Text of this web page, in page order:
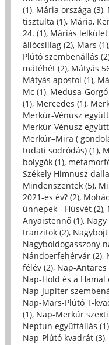
(1), Mária országa (3),
tisztulta (1), Mária,
24. (1), Máriás lelkület
állócsillag (2), Mars (1)
Plútó szembenállás
mátéhét (2), Mátyás
Mátyás apostol (1),
Mc (1), Medusa-
(1), Mercedes (1),
Merkúr-Vénusz
Merkúr-Vénusz
Merkúr–Mira (
tudati sodródás) (1),
bolygók (1),
Székely Himnusz
Mindenszentek (5),
2021-es év? (2),
ünnepek - Húsvét (2),
Anyaistennő (1),
tranzitok (2), Nagyböjt
Nagyboldogasszony
Nándoerfehérvár (2),
félév (2), Nap-
Nap-Hold és a
Nap-Jupiter
Nap-Mars-Plútó T-
(1), Nap-Merkúr
Neptun együttállás (1)
Nap-Plútó kvadrát (3),